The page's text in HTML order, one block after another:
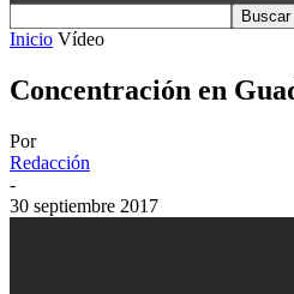
Inicio Vídeo
Concentración en
Por
Redacción
-
30 septiembre 2017